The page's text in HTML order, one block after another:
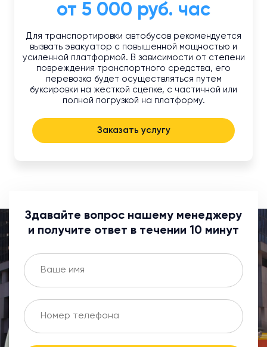
от 5 000 руб. час
Для транспортировки автобусов рекомендуется
вызвать эвакуатор с повышенной мощностью и
усиленной платформой. В зависимости от степени
повреждения транспортного средства, его
перевозка будет осуществляться путем
буксировки на жесткой сцепке, с частичной или
полной погрузкой на платформу.
Заказать услугу
Здавайте вопрос нашему менеджеру
и получите ответ в течении 10 минут